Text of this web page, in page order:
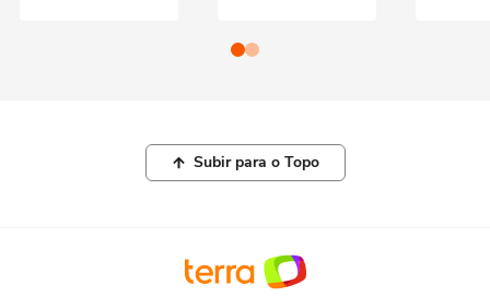
Subir para o Topo